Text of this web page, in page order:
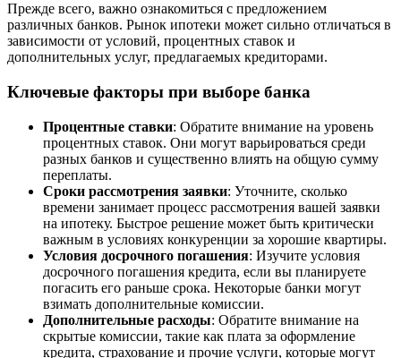
Прежде всего, важно ознакомиться с предложением
различных банков. Рынок ипотеки может сильно отличаться в
зависимости от условий, процентных ставок и
дополнительных услуг, предлагаемых кредиторами.
Ключевые факторы при выборе банка
Процентные ставки: Обратите внимание на уровень
процентных ставок. Они могут варьироваться среди
разных банков и существенно влиять на общую сумму
переплаты.
Сроки рассмотрения заявки: Уточните, сколько
времени занимает процесс рассмотрения вашей заявки
на ипотеку. Быстрое решение может быть критически
важным в условиях конкуренции за хорошие квартиры.
Условия досрочного погашения: Изучите условия
досрочного погашения кредита, если вы планируете
погасить его раньше срока. Некоторые банки могут
взимать дополнительные комиссии.
Дополнительные расходы: Обратите внимание на
скрытые комиссии, такие как плата за оформление
кредита, страхование и прочие услуги, которые могут